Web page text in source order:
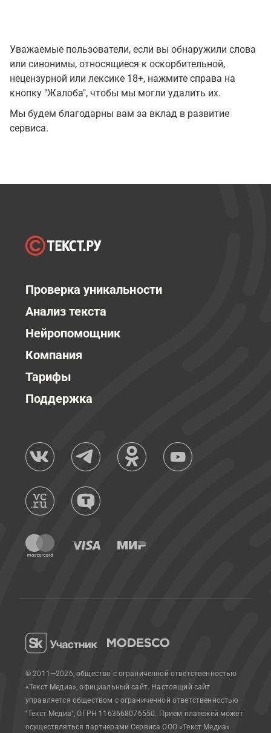
Уважаемые пользователи, если вы обнаружили слова
или синонимы, относящиеся к оскорбительной,
нецензурной или лексике 18+, нажмите справа на
кнопку "Жалоба", чтобы мы могли удалить их.
Мы будем благодарны вам за вклад в развитие
сервиса.
Проверка уникальности
Анализ текста
Нейропомощник
Компания
Тарифы
Поддержка
© 2011—2026, общество с ограниченной ответственностью
«Текст Медиа», официальный сайт. Настоящий сайт
управляется обществом с ограниченной ответственностью
"Текст Медиа", ОГРН 1163668076550. Прием платежей может
осуществляться партнерами Сервиса.ООО «Текст Медиа»